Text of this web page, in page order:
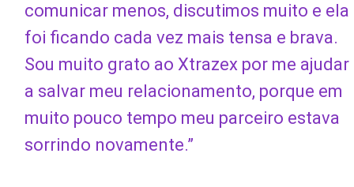
comunicar menos, discutimos muito e ela
foi ficando cada vez mais tensa e brava.
Sou muito grato ao Xtrazex por me ajudar
a salvar meu relacionamento, porque em
muito pouco tempo meu parceiro estava
sorrindo novamente.”